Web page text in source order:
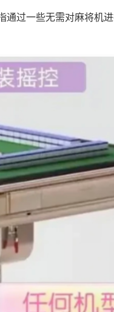
通过一些无需对麻将机